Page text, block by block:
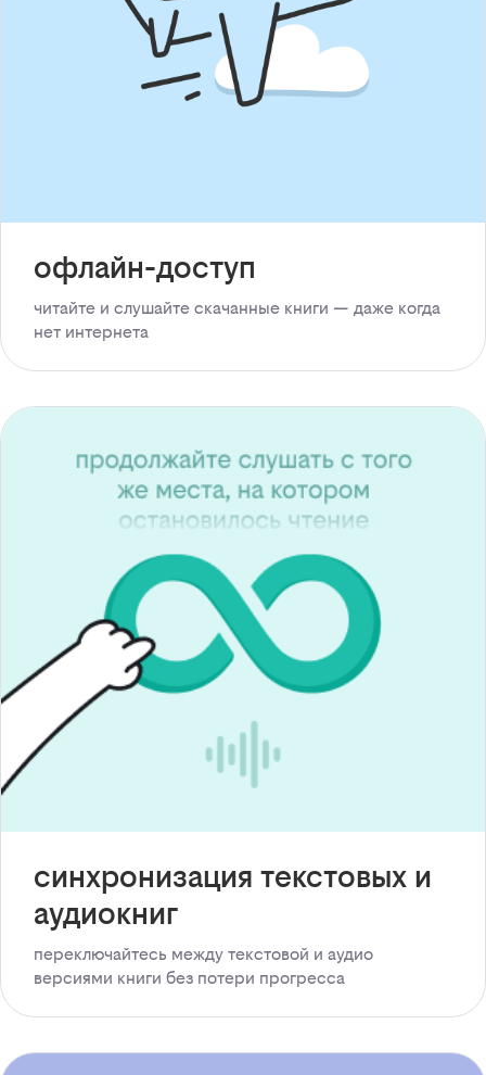
офлайн-доступ
читайте и слушайте скачанные книги — даже когда
нет интернета
синхронизация текстовых и
аудиокниг
переключайтесь между текстовой и аудио
версиями книги без потери прогресса